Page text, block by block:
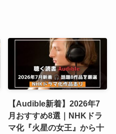
【Audible新着】2026年7
月おすすめ8選｜NHKドラ
マ化『火星の女王』から十